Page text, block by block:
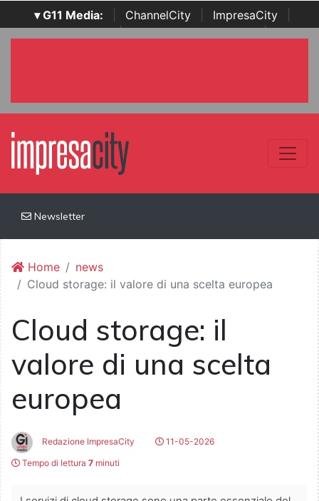
▾ G11 Media: ChannelCity ImpresaCity
SecurityOpenLab | Italian Channel Awards | Italian
Newsletter
Home
news
Cloud storage: il valore di una scelta europea
Cloud storage: il
valore di una scelta
europea
Redazione ImpresaCity
11-05-2026
Tempo di lettura 7 minuti